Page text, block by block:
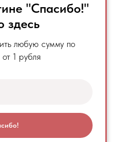
"Спасибо!"
здесь
любую сумму по
1 рубля